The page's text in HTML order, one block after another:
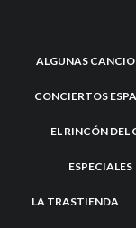
ALGUNAS
CONCIERTOS
EL RINCÓN DEL
ESPECIALES
LA TRASTIENDA